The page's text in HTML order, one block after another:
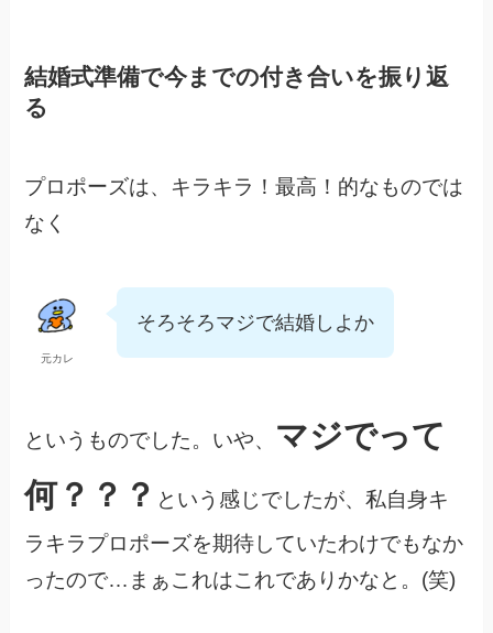
結婚式準備で今までの付き合いを振り返
る
プロポーズは、キラキラ！最高！的なものでは
なく
元カレ
そろそろマジで結婚しよか
というものでした。いや、 マジでって
何？？？ という感じでしたが、私自身キ
ラキラプロポーズを期待していたわけでもなか
ったので…まぁこれはこれでありかなと。(笑)